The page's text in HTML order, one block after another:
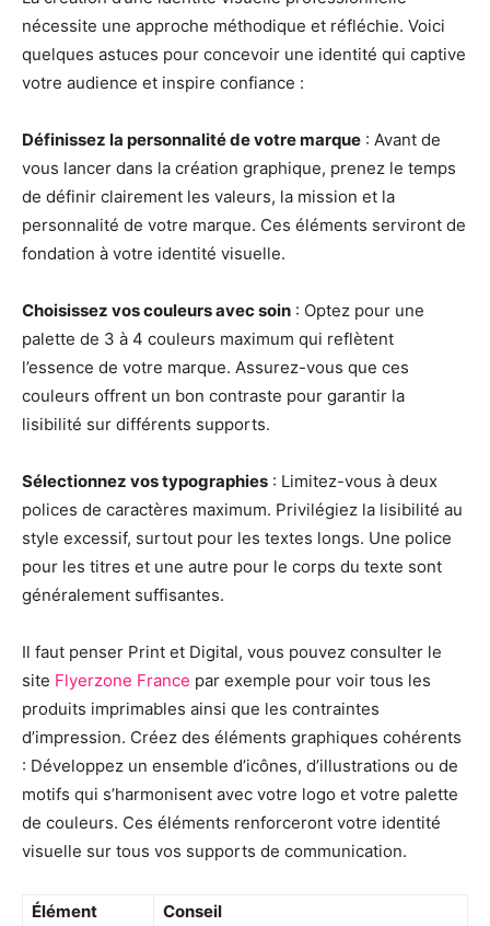
nécessite une approche méthodique et réfléchie. Voici
quelques astuces pour concevoir une identité qui captive
votre audience et inspire confiance :
Définissez la personnalité de votre marque : Avant de
vous lancer dans la création graphique, prenez le temps
de définir clairement les valeurs, la mission et la
personnalité de votre marque. Ces éléments serviront de
fondation à votre identité visuelle.
Choisissez vos couleurs avec soin : Optez pour une
palette de 3 à 4 couleurs maximum qui reflètent
l’essence de votre marque. Assurez-vous que ces
couleurs offrent un bon contraste pour garantir la
lisibilité sur différents supports.
Sélectionnez vos typographies : Limitez-vous à deux
polices de caractères maximum. Privilégiez la lisibilité au
style excessif, surtout pour les textes longs. Une police
pour les titres et une autre pour le corps du texte sont
généralement suffisantes.
Il faut penser Print et Digital, vous pouvez consulter le
site Flyerzone France par exemple pour voir tous les
produits imprimables ainsi que les contraintes
d’impression. Créez des éléments graphiques cohérents
: Développez un ensemble d’icônes, d’illustrations ou de
motifs qui s’harmonisent avec votre logo et votre palette
de couleurs. Ces éléments renforceront votre identité
visuelle sur tous vos supports de communication.
Élément Conseil